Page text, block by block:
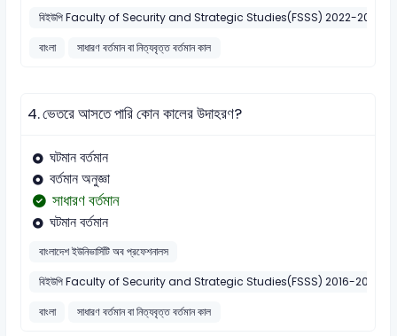
বিইউপি Faculty of Security and Strategic Studies(FSSS) 2022-2023
বাংলা
সাধারণ বর্তমান বা নিত্যবৃত্ত বর্তমান কাল
4.ভেতরে আসতে পারি কোন কালের উদাহরণ?
ঘটমান বর্তমান
বর্তমান অনুজ্ঞা
সাধারণ বর্তমান
ঘটমান বর্তমান
বাংলাদেশ ইউনিভার্সিটি অব প্রফেশনালস
বিইউপি Faculty of Security and Strategic Studies(FSSS) 2016-2017
বাংলা
সাধারণ বর্তমান বা নিত্যবৃত্ত বর্তমান কাল